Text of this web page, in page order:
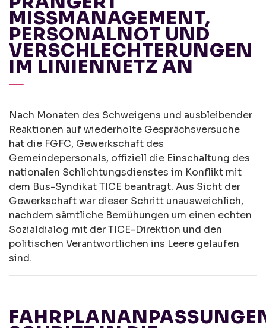
MISSMANAGEMENT,
PERSONALNOT UND
VERSCHLECHTERUNGEN
IM LINIENNETZ AN
Nach Monaten des Schweigens und ausbleibender
Reaktionen auf wiederholte Gesprächsversuche
hat die FGFC, Gewerkschaft des
Gemeindepersonals, offiziell die Einschaltung des
nationalen Schlichtungsdienstes im Konflikt mit
dem Bus-Syndikat TICE beantragt. Aus Sicht der
Gewerkschaft war dieser Schritt unausweichlich,
nachdem sämtliche Bemühungen um einen echten
Sozialdialog mit der TICE-Direktion und den
politischen Verantwortlichen ins Leere gelaufen
sind.